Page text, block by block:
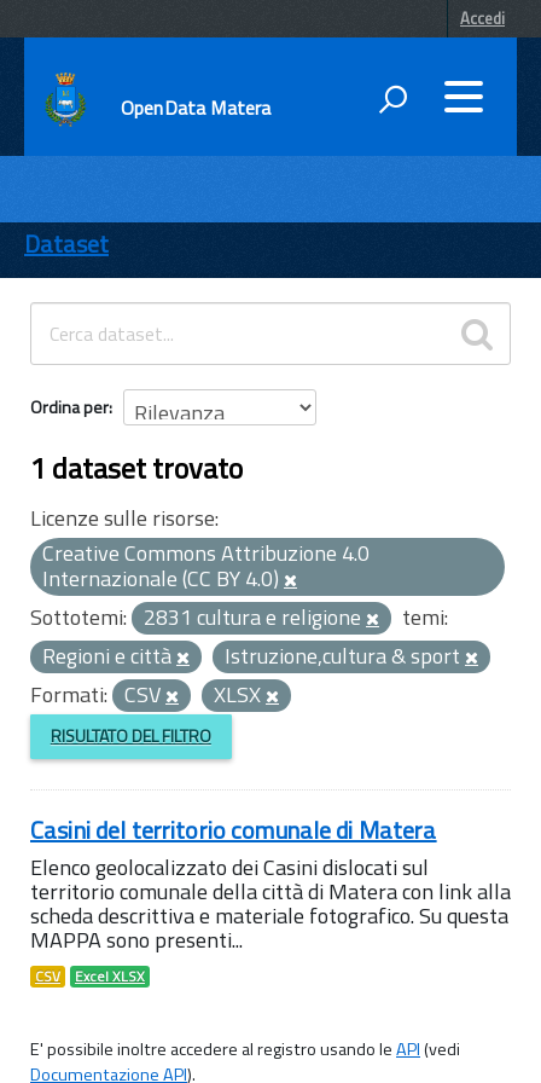
Accedi
OpenData Matera
ENTI
TEMI
INFORMAZIONI
Dataset
Ordina per
1 dataset trovato
Licenze sulle risorse:
Creative Commons Attribuzione 4.0
Internazionale (CC BY 4.0)
Sottotemi: 2831 cultura e religione
temi:
Regioni e città
Istruzione,cultura & sport
Formati: CSV XLSX
RISULTATO DEL FILTRO
Casini del territorio comunale di Matera
Elenco geolocalizzato dei Casini dislocati sul
territorio comunale della città di Matera con link alla
scheda descrittiva e materiale fotografico. Su questa
MAPPA sono presenti...
CSV Excel XLSX
E' possibile inoltre accedere al registro usando leAPI(vedi
Documentazione API).